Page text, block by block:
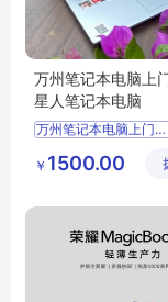
万州笔记本电脑上门
星人笔记本电脑
万州笔记本电脑上门回收
￥ 1500.00